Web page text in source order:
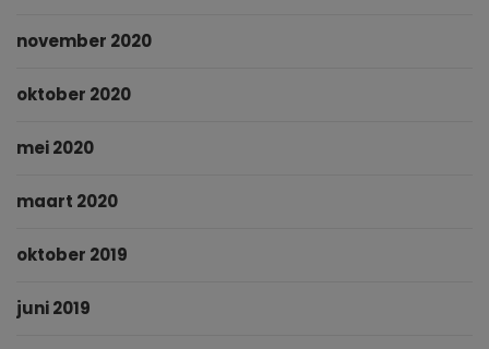
november 2020
oktober 2020
mei 2020
maart 2020
oktober 2019
juni 2019